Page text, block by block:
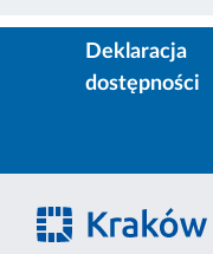
Deklaracja
dostępności